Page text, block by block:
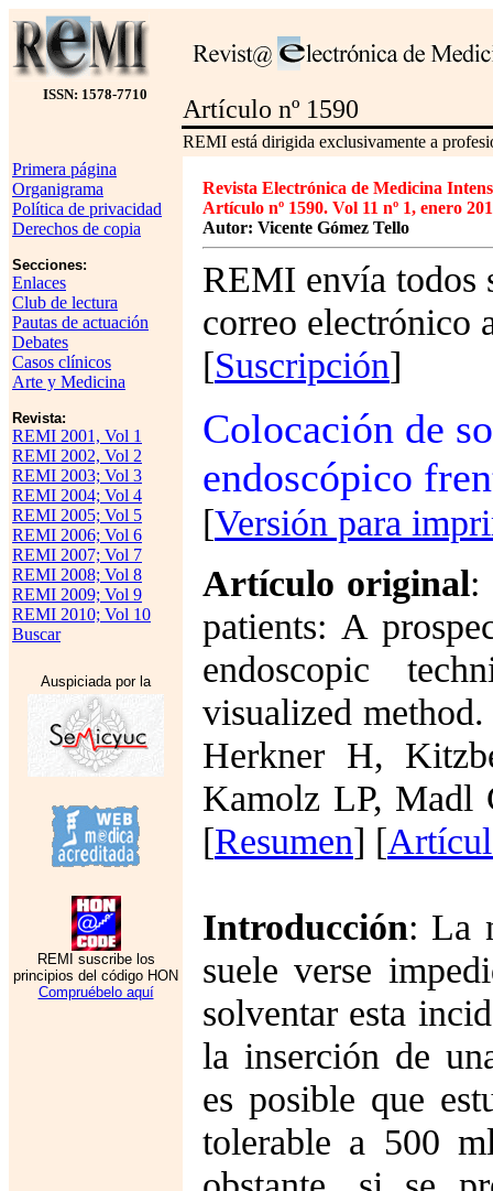
ISSN: 1578-7710
Artículo nº 1590
REMI está dirigida exclusivamente a
Primera página
Organigrama
Política de privacidad
Derechos de copia
Secciones:
Enlaces
Club de lectura
Pautas de actuación
Debates
Casos clínicos
Arte y Medicina
Revista:
REMI 2001, Vol 1
REMI 2002, Vol 2
REMI 2003; Vol 3
REMI 2004; Vol 4
REMI 2005; Vol 5
REMI 2006; Vol 6
REMI 2007; Vol 7
REMI 2008; Vol 8
REMI 2009; Vol 9
REMI 2010; Vol 10
Buscar
Auspiciada por la
REMI suscribe los
principios del código HON
Compruébelo aquí
Revista Electrónica de Medicina
Artículo nº 1590. Vol 11 nº 1, enero
Autor: Vicente Gómez Tello
REMI envía todos
correo electrónico
[Suscripción]
Colocación de
endoscópico
[Versión para
Artículo original:
patients: A
endoscopic
visualized
Herkner H,
Kamolz LP, Madl
[Resumen] [
Introducción: La
suele verse
solventar esta
la inserción de
es posible que
tolerable a 500